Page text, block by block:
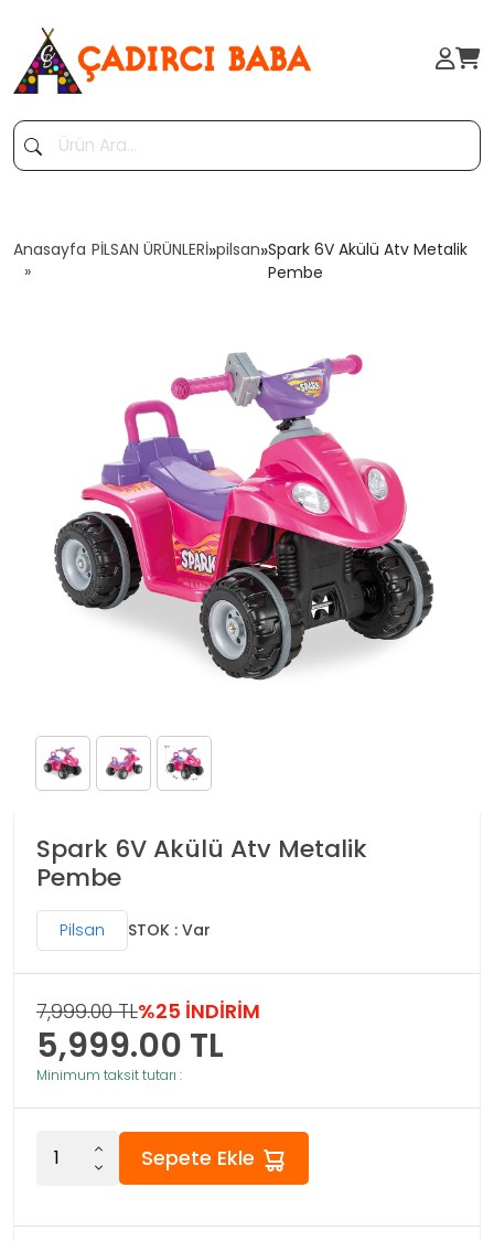
Anasayfa PİLSAN ÜRÜNLERİ»pilsan»Spark 6V Akülü Atv Metalik
Pembe
Spark 6V Akülü Atv Metalik
Pembe
Pilsan STOK : Var
7,999.00 TL%25 İNDİRİM
5,999.00 TL
Minimum taksit tutarı :
Sepete Ekle